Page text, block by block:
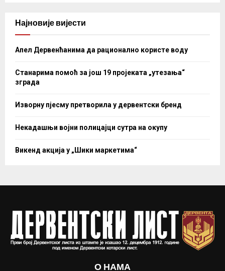
Најновије вијести
Апел Дервенћанима да рационално користе воду
Станарима помоћ за још 19 пројеката „утезања“
зграда
Изворну пјесму претворила у дервентски бренд
Некадашњи војни полицајци сутра на окупу
Викенд акција у „Шики маркетима“
О НАМА